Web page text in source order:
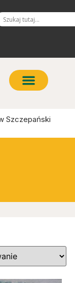
Szczepański